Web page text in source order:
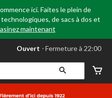
ici. Faites le plein de
de sacs à dos et
maintenant
votre
préféré
Leduc,
AB,
courament
Ouvert ⋅ Fermeture à 22:00